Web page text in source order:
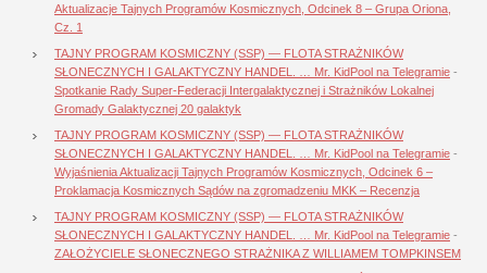
Aktualizacje Tajnych Programów Kosmicznych, Odcinek 8 – Grupa Oriona,
Cz. 1
TAJNY PROGRAM KOSMICZNY (SSP) — FLOTA STRAŻNIKÓW
SŁONECZNYCH I GALAKTYCZNY HANDEL. … Mr. KidPool na Telegramie -
Spotkanie Rady Super-Federacji Intergalaktycznej i Strażników Lokalnej
Gromady Galaktycznej 20 galaktyk
TAJNY PROGRAM KOSMICZNY (SSP) — FLOTA STRAŻNIKÓW
SŁONECZNYCH I GALAKTYCZNY HANDEL. … Mr. KidPool na Telegramie -
Wyjaśnienia Aktualizacji Tajnych Programów Kosmicznych, Odcinek 6 –
Proklamacja Kosmicznych Sądów na zgromadzeniu MKK – Recenzja
TAJNY PROGRAM KOSMICZNY (SSP) — FLOTA STRAŻNIKÓW
SŁONECZNYCH I GALAKTYCZNY HANDEL. … Mr. KidPool na Telegramie -
ZAŁOŻYCIELE SŁONECZNEGO STRAŻNIKA Z WILLIAMEM TOMPKINSEM